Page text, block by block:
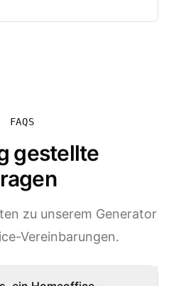
FAQS
gestellte
zu unserem Generator
Vereinbarungen.